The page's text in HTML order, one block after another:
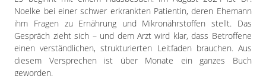
Datenschutzerklärung
Noelke bei einer schwer erkrankten Patientin, deren Ehemann
ihm Fragen zu Ernährung und Mikronährstoffen stellt. Das
Gespräch zieht sich – und dem Arzt wird klar, dass Betroffene
einen verständlichen, strukturierten Leitfaden brauchen. Aus
diesem Versprechen ist über Monate ein ganzes Buch
geworden.